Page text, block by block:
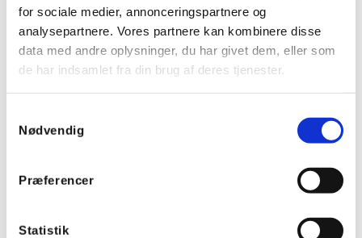
for sociale medier, annonceringspartnere og
analysepartnere. Vores partnere kan kombinere disse
data med andre oplysninger, du har givet dem, eller som
de har indsamlet fra din brug af deres tjenester.
Nødvendig
Præferencer
Statistik
610SBB-A
Underlag til Helvar
Underlag til Helvar